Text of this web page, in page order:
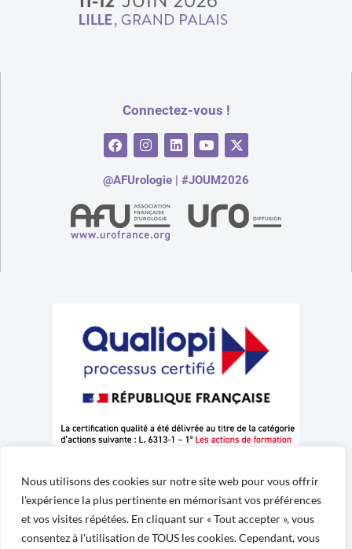
Nous utilisons des cookies sur notre site web pour vous offrir
l'expérience la plus pertinente en mémorisant vos préférences
et vos visites répétées. En cliquant sur « Tout accepter », vous
consentez à l'utilisation de TOUS les cookies. Cependant, vous
Connectez-vous !
@AFUrologie | #JOUM2026